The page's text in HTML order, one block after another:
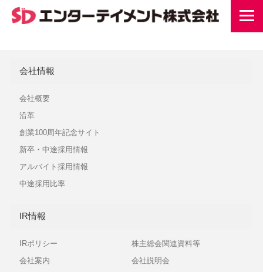
会社情報
会社概要
沿革
創業100周年記念サイト
新卒・中途採用情報
アルバイト採用情報
中途採用比率
IR情報
IRポリシー
会社案内
株主総会関連資料等
会社説明会